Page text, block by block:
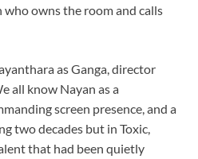
who owns the room and calls
as Ganga, director
all know Nayan as a
screen presence, and a
two decades but in Toxic,
that had been quietly